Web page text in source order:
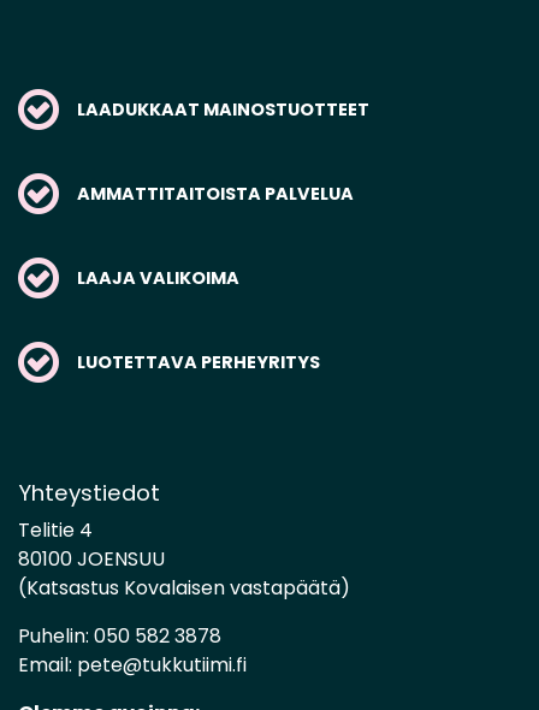
LAADUKKAAT MAINOSTUOTTEET
AMMATTITAITOISTA PALVELUA
LAAJA VALIKOIMA
LUOTETTAVA PERHEYRITYS
Yhteystiedot
Telitie 4
80100 JOENSUU
(Katsastus Kovalaisen vastapäätä)
Puhelin: 050 582 3878
Email: pete@tukkutiimi.fi